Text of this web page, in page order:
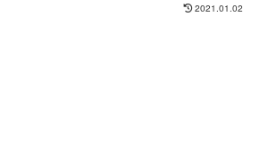
2021.01.02